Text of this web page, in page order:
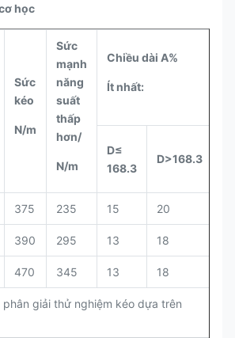
học
Sức
kéo
N/m
Sức
mạnh
năng
suất
thấp
hơn/
N/m
Chiều dài A%
Ít nhất:
D≤
168.3
D>168.3
375 235 15 20
390 295 13 18
470 345 13 18
phân giải thử nghiệm kéo dựa trên